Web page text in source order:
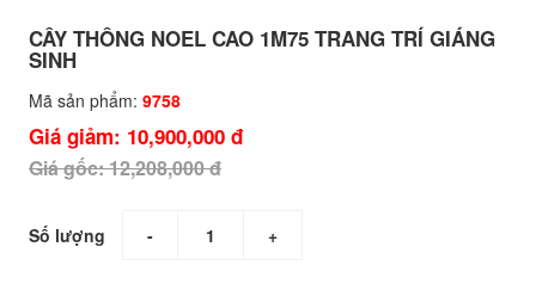
CÂY THÔNG NOEL CAO 1M75 TRANG TRÍ GIÁNG
SINH
Mã sản phẩm: 9758
Giá giảm: 10,900,000 đ
Giá gốc: 12,208,000 đ
Số lượng - +